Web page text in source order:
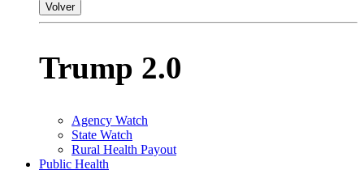
Volver
Trump 2.0
Agency Watch
State Watch
Rural Health Payout
Public Health